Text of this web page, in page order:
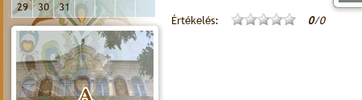
29
30 31
Értékelés: 0/0